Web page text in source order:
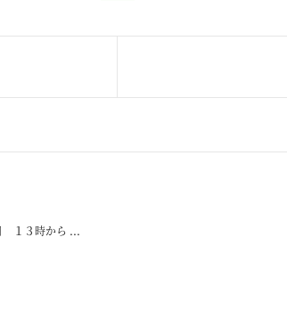
１３時から ...